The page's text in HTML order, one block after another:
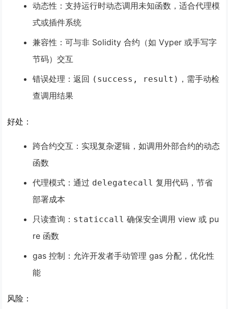
动态性 ：支持运行时动态调用未知函数，适合代理模
式或插件系统
兼容性 ：可与非 Solidity 合约（如 Vyper 或手写字
节码）交互
错误处理 ：返回 (success, result) ，需手动检
查调用结果
好处 ：
跨合约交互 ：实现复杂逻辑，如调用外部合约的动态
函数
代理模式 ：通过 delegatecall 复用代码，节省
部署成本
只读查询 ： staticcall 确保安全调用 view 或 pu
re 函数
gas 控制 ：允许开发者手动管理 gas 分配，优化性
能
风险 ：